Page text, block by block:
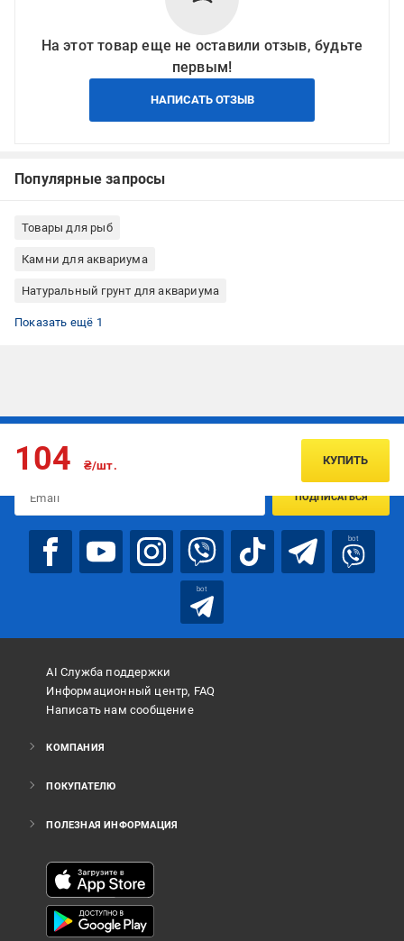
На этот товар еще не оставили отзыв, будьте
первым!
НАПИСАТЬ ОТЗЫВ
Популярные запросы
Товары для рыб
Камни для аквариума
Натуральный грунт для аквариума
Декор для террариума
Показать ещё 1
104 ₴/шт. КУПИТЬ
Подписывайтесь, чтобы узнавать первым об акцияx и
ПОДПИСАТЬСЯ
bot
bot
AI Служба поддержки
Информационный центр, FAQ
Написать нам сообщение
КОМПАНИЯ
ПОКУПАТЕЛЮ
ПОЛЕЗНАЯ ИНФОРМАЦИЯ